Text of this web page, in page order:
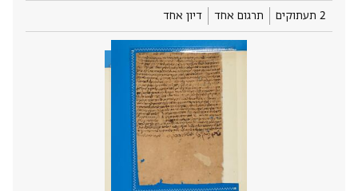
2 תעתוקים תרגום אחד דיון אחד